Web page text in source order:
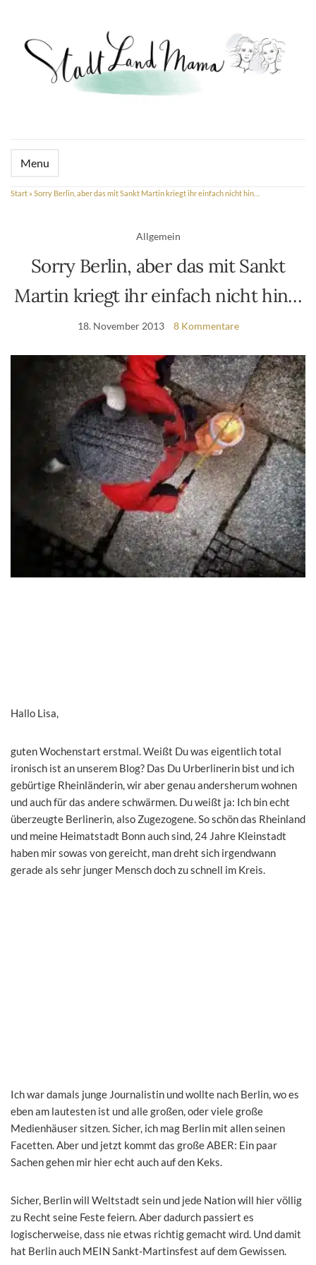
Menu
Start » Sorry Berlin, aber das mit Sankt Martin kriegt ihr einfach nicht hin…
Allgemein
Sorry Berlin, aber das mit Sankt
Martin kriegt ihr einfach nicht hin…
18. November 2013 8 Kommentare
Hallo Lisa,
guten Wochenstart erstmal. Weißt Du was eigentlich total
ironisch ist an unserem Blog? Das Du Urberlinerin bist und ich
gebürtige Rheinländerin, wir aber genau andersherum wohnen
und auch für das andere schwärmen. Du weißt ja: Ich bin echt
überzeugte Berlinerin, also Zugezogene. So schön das Rheinland
und meine Heimatstadt Bonn auch sind, 24 Jahre Kleinstadt
haben mir sowas von gereicht, man dreht sich irgendwann
gerade als sehr junger Mensch doch zu schnell im Kreis.
Ich war damals junge Journalistin und wollte nach Berlin, wo es
eben am lautesten ist und alle großen, oder viele große
Medienhäuser sitzen. Sicher, ich mag Berlin mit allen seinen
Facetten. Aber und jetzt kommt das große ABER: Ein paar
Sachen gehen mir hier echt auch auf den Keks.
Sicher, Berlin will Weltstadt sein und jede Nation will hier völlig
zu Recht seine Feste feiern. Aber dadurch passiert es
logischerweise, dass nie etwas richtig gemacht wird. Und damit
hat Berlin auch MEIN Sankt-Martinsfest auf dem Gewissen.